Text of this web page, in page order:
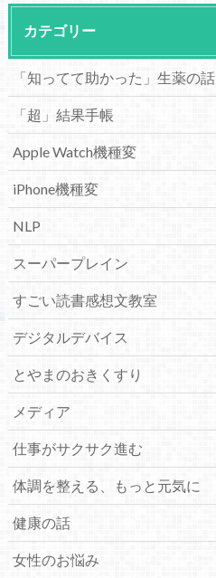
カテゴリー
「知ってて助かった」生薬の話
「超」結果手帳
Apple Watch機種変
iPhone機種変
NLP
スーパープレイン
すごい読書感想文教室
デジタルデバイス
とやまのおきくすり
メディア
仕事がサクサク進む
体調を整える、もっと元気に
健康の話
女性のお悩み